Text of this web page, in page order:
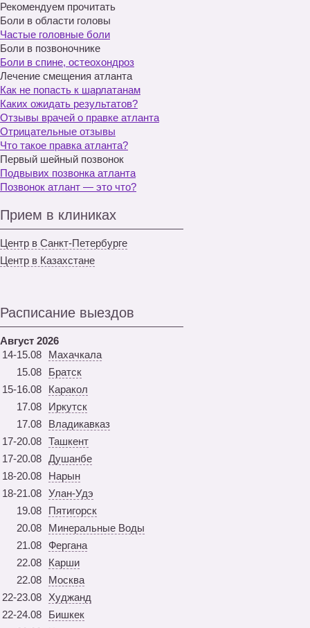
Рекомендуем прочитать
Боли в области головы
Частые головные боли
Боли в позвоночнике
Боли в спине, остеохондроз
Лечение смещения атланта
Как не попасть к шарлатанам
Каких ожидать результатов?
Отзывы врачей о правке атланта
Отрицательные отзывы
Что такое правка атланта?
Первый шейный позвонок
Подвывих позвонка атланта
Позвонок атлант — это что?
Прием в клиниках
Центр в Санкт-Петербурге
Центр в Казахстане
Расписание выездов
Август 2026
14-15.08
Махачкала
15.08
Братск
15-16.08
Каракол
17.08
Иркутск
17.08
Владикавказ
17-20.08 Ташкент
17-20.08 Душанбе
18-20.08
Нарын
18-21.08 Улан-Удэ
19.08
Пятигорск
20.08
Минеральные Воды
21.08
Фергана
22.08
Карши
22.08
Москва
22-23.08
Худжанд
22-24.08
Бишкек